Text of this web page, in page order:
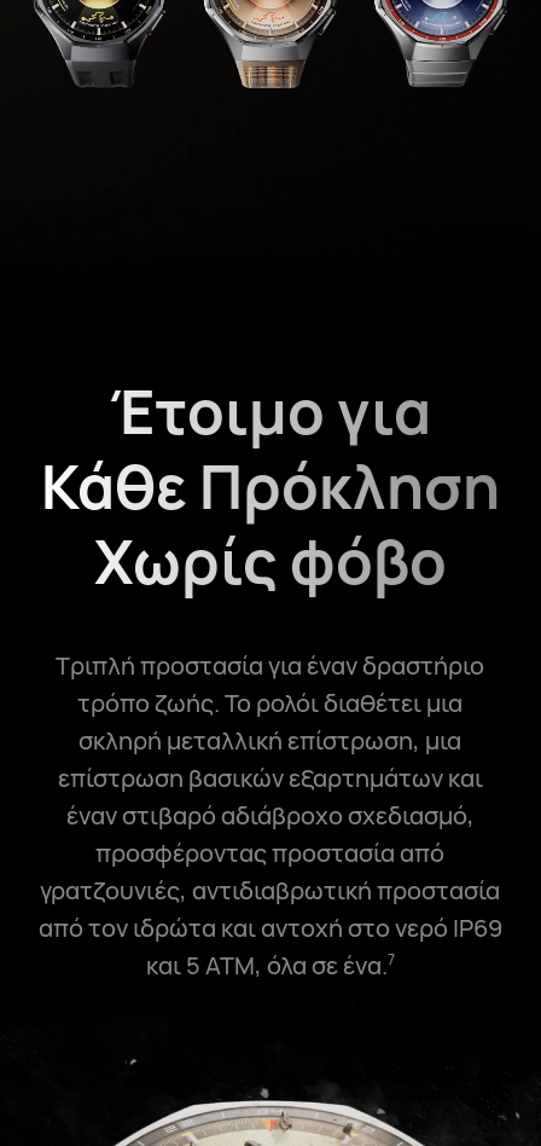
Έτοιμο για
Κάθε Πρόκληση
Χωρίς φόβο
Τριπλή προστασία για έναν δραστήριο
τρόπο ζωής. Το ρολόι διαθέτει μια
σκληρή μεταλλική επίστρωση, μια
επίστρωση βασικών εξαρτημάτων και
έναν στιβαρό αδιάβροχο σχεδιασμό,
προσφέροντας προστασία από
γρατζουνιές, αντιδιαβρωτική προστασία
από τον ιδρώτα και αντοχή στο νερό IP69
και5 ATM, όλα σε ένα.7